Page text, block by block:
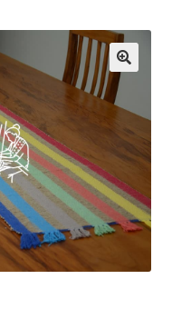
🔍